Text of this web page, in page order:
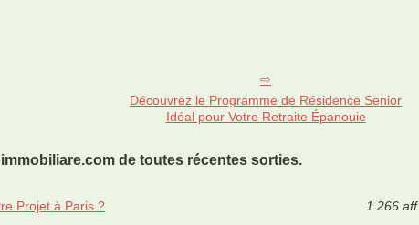
Découvrez le Programme de Résidence Senior
Idéal pour Votre Retraite Épanouie
de toutes récentes sorties.
Projet à Paris ? 1 266 aff.